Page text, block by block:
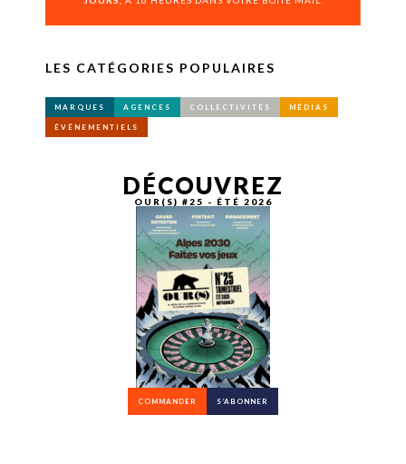
LES CATÉGORIES POPULAIRES
MARQUES AGENCES COLLECTIVITÉS MÉDIAS
ÉVÉNEMENTIELS
DÉCOUVREZ
OUR(S) #25 - ÉTÉ 2026
COMMANDER S’ABONNER